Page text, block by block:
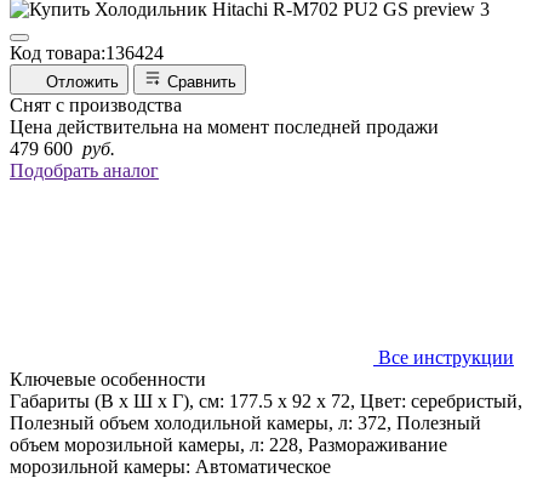
Код товара:136424
Отложить Сравнить
Снят с производства
Цена действительна на момент последней продажи
479 600 руб.
Подобрать аналог
Все инструкции
Ключевые особенности
Габариты (В х Ш х Г), см: 177.5 х 92 х 72, Цвет: серебристый,
Полезный объем холодильной камеры, л: 372, Полезный
объем морозильной камеры, л: 228, Размораживание
морозильной камеры: Автоматическое